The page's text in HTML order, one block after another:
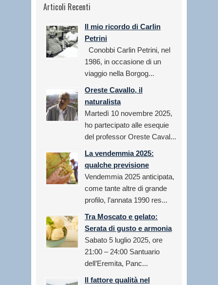
Articoli Recenti
Il mio ricordo di Carlin
Petrini
Conobbi Carlin Petrini, nel
1986, in occasione di un
viaggio nella Borgog...
Oreste Cavallo, il
naturalista
Martedì 10 novembre 2025,
ho partecipato alle esequie
del professor Oreste Caval...
La vendemmia 2025:
qualche previsione
Vendemmia 2025 anticipata,
come tante altre di grande
profilo, l’annata 1990 res...
Tra Moscato e gelato:
Serata di gusto e armonia
Sabato 5 luglio 2025, ore
21:00 – 24:00 Santuario
dell’Eremita, Panc...
Il fattore qualità nel